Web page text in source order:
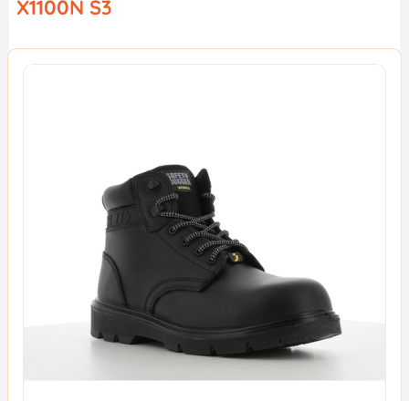
X1100N S3